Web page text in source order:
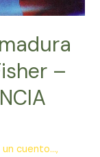
–
cuento...,